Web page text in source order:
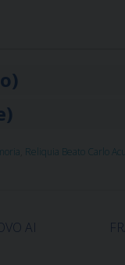
Reliquia Beato Carlo
AI